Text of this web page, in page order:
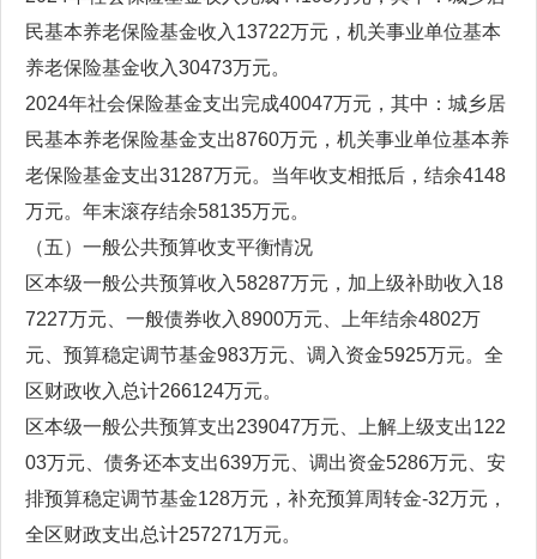
民基本养老保险基金收入13722万元，机关事业单位基本
养老保险基金收入30473万元。
2024年社会保险基金支出完成40047万元，其中：城乡居
民基本养老保险基金支出8760万元，机关事业单位基本养
老保险基金支出31287万元。当年收支相抵后，结余4148
万元。年末滚存结余58135万元。
（五）一般公共预算收支平衡情况
区本级一般公共预算收入58287万元，加上级补助收入18
7227万元、一般债券收入8900万元、上年结余4802万
元、预算稳定调节基金983万元、调入资金5925万元。全
区财政收入总计266124万元。
区本级一般公共预算支出239047万元、上解上级支出122
03万元、债务还本支出639万元、调出资金5286万元、安
排预算稳定调节基金128万元，补充预算周转金-32万元，
全区财政支出总计257271万元。